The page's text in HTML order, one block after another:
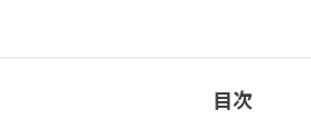
目次